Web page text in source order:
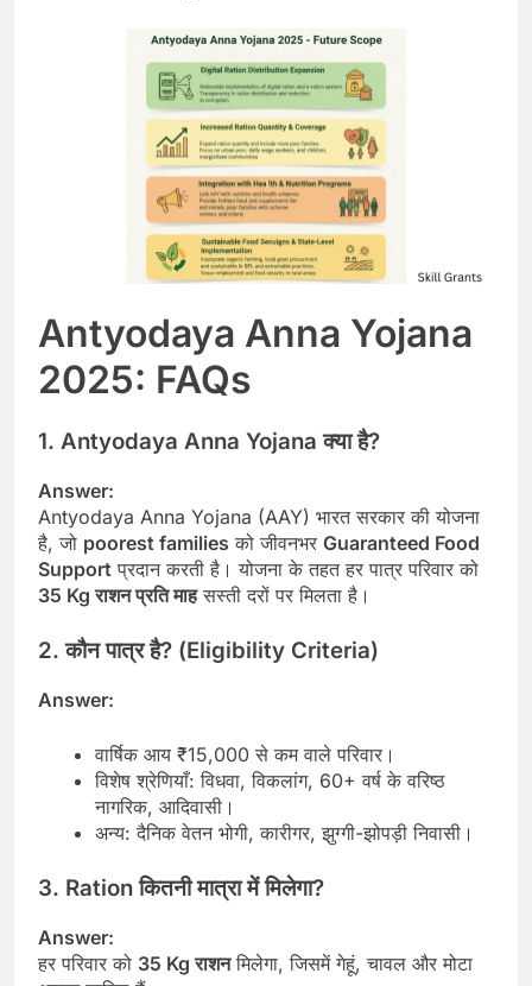
Antyodaya Anna Yojana
2025: FAQs
1. Antyodaya Anna Yojana क्या है?
Answer:
Antyodaya Anna Yojana (AAY) भारत सरकार की योजना
है, जो poorest families को जीवनभर Guaranteed Food
Support प्रदान करती है। योजना के तहत हर पात्र परिवार को
35 Kg राशन प्रति माहसस्ती दरों पर मिलता है।
2.कौन पात्र है? (Eligibility Criteria)
Answer:
वार्षिक आय ₹15,000 से कम वाले परिवार।
विशेष श्रेणियाँ: विधवा, विकलांग, 60+ वर्ष के वरिष्ठ
नागरिक, आदिवासी।
अन्य: दैनिक वेतन भोगी, कारीगर, झुग्गी-झोपड़ी निवासी।
3. Ration कितनी मात्रा में मिलेगा?
Answer:
हर परिवार को 35 Kg राशनमिलेगा, जिसमें गेहूं, चावल और मोटा